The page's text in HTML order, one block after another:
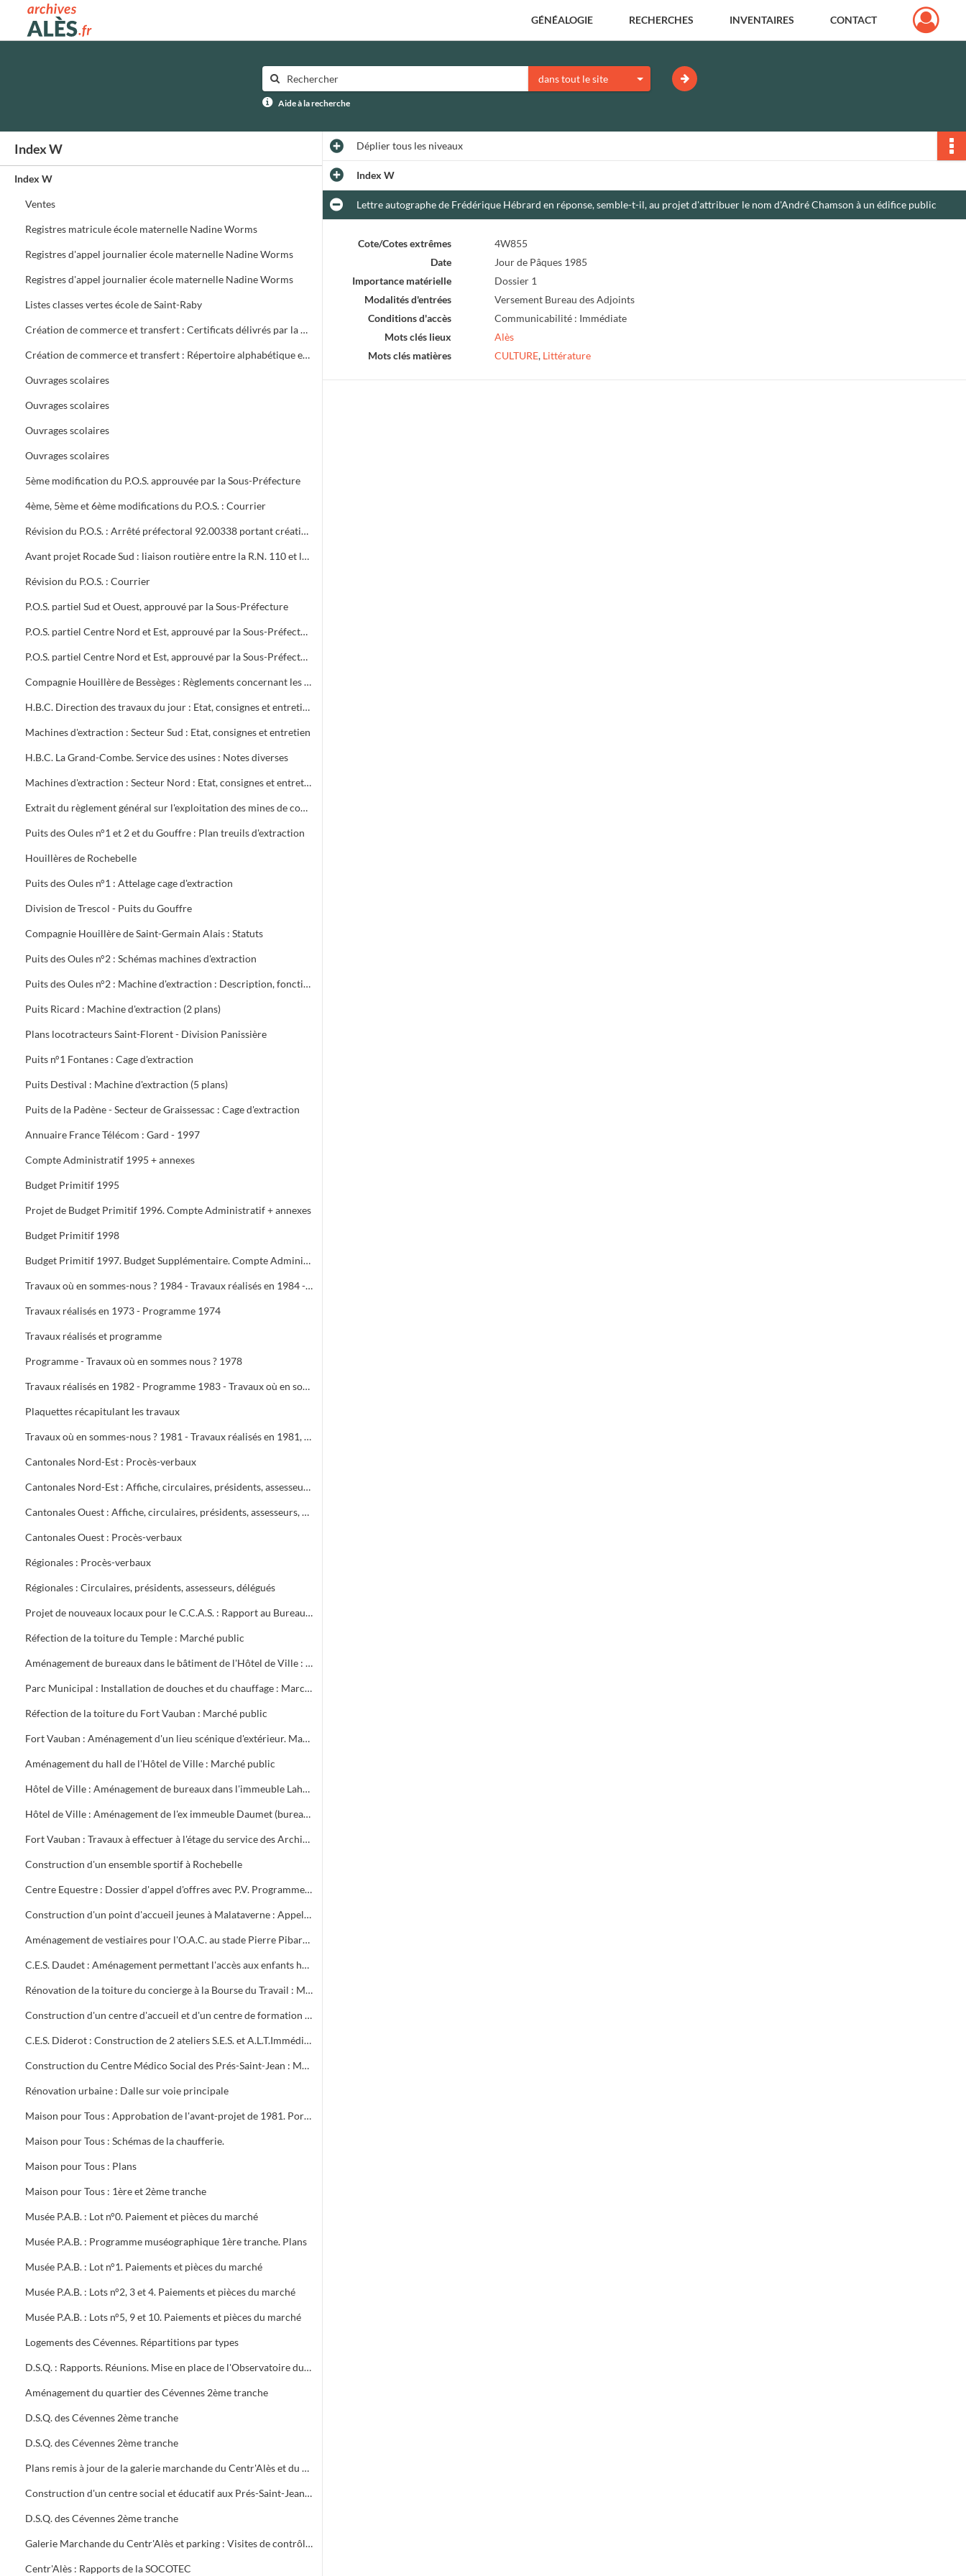
Archives municipales d'Alès GÉNÉALOGIE RECHERCHES INVENTAIRES CONTACT
dans tout le site
Aide à la recherche
Index W
Index W
Ventes
Registres matricule école maternelle Nadine Worms
Registres d'appel journalier école maternelle Nadine Worms
Registres d'appel journalier école maternelle Nadine Worms
Listes classes vertes école de Saint-Raby
Création de commerce et transfert : Certificats délivrés par la mairie
Création de commerce et transfert : Répertoire alphabétique et chronologique
Ouvrages scolaires
Ouvrages scolaires
Ouvrages scolaires
Ouvrages scolaires
5ème modification du P.O.S. approuvée par la Sous-Préfecture
4ème, 5ème et 6ème modifications du P.O.S. : Courrier
Révision du P.O.S. : Arrêté préfectoral 92.00338 portant création d'utilité publique projet à 2x2 voies R.N.106 entre Alès et Boucoiran
Avant projet Rocade Sud : liaison routière entre la R.N. 110 et la R.N. 106
Révision du P.O.S. : Courrier
P.O.S. partiel Sud et Ouest, approuvé par la Sous-Préfecture
P.O.S. partiel Centre Nord et Est, approuvé par la Sous-Préfecture
P.O.S. partiel Centre Nord et Est, approuvé par la Sous-Préfecture
Compagnie Houillère de Bessèges : Règlements concernant les ouvriers
H.B.C. Direction des travaux du jour : Etat, consignes et entretien des machines d'extraction
Machines d'extraction : Secteur Sud : Etat, consignes et entretien
H.B.C. La Grand-Combe. Service des usines : Notes diverses
Machines d'extraction : Secteur Nord : Etat, consignes et entretien
Extrait du règlement général sur l'exploitation des mines de combustibles : décret du 13 août 1911 modifié en mai 1931
Puits des Oules n°1 et 2 et du Gouffre : Plan treuils d'extraction
Houillères de Rochebelle
Puits des Oules n°1 : Attelage cage d'extraction
Division de Trescol - Puits du Gouffre
Compagnie Houillère de Saint-Germain Alais : Statuts
Puits des Oules n°2 : Schémas machines d'extraction
Puits des Oules n°2 : Machine d'extraction : Description, fonctionnement, conduite et entretien : 3 documents
Puits Ricard : Machine d'extraction (2 plans)
Plans locotracteurs Saint-Florent - Division Panissière
Puits n°1 Fontanes : Cage d'extraction
Puits Destival : Machine d'extraction (5 plans)
Puits de la Padène - Secteur de Graissessac : Cage d'extraction
Annuaire France Télécom : Gard - 1997
Compte Administratif 1995 + annexes
Budget Primitif 1995
Projet de Budget Primitif 1996. Compte Administratif + annexes
Budget Primitif 1998
Budget Primitif 1997. Budget Supplémentaire. Compte Administratif + annexes
Travaux où en sommes-nous ? 1984 - Travaux réalisés en 1984 - Programme 1985 - Travaux 1987
Travaux réalisés en 1973 - Programme 1974
Travaux réalisés et programme
Programme - Travaux où en sommes nous ? 1978
Travaux réalisés en 1982 - Programme 1983 - Travaux où en sommes-nous ? 1983 - Travaux réalisés en 1983 - Programme 1984
Plaquettes récapitulant les travaux
Travaux où en sommes-nous ? 1981 - Travaux réalisés en 1981, programme 1982 - Travaux où en sommes-nous ? 1982
Cantonales Nord-Est : Procès-verbaux
Cantonales Nord-Est : Affiche, circulaires, présidents, assesseurs, délégués
Cantonales Ouest : Affiche, circulaires, présidents, assesseurs, délégués
Cantonales Ouest : Procès-verbaux
Régionales : Procès-verbaux
Régionales : Circulaires, présidents, assesseurs, délégués
Projet de nouveaux locaux pour le C.C.A.S. : Rapport au Bureau Municipal
Réfection de la toiture du Temple : Marché public
Aménagement de bureaux dans le bâtiment de l'Hôtel de Ville : Marché public
Parc Municipal : Installation de douches et du chauffage : Marché public
Réfection de la toiture du Fort Vauban : Marché public
Fort Vauban : Aménagement d'un lieu scénique d'extérieur. Marché public
Aménagement du hall de l'Hôtel de Ville : Marché public
Hôtel de Ville : Aménagement de bureaux dans l'immeuble Lahondès (3 tranches) : Marché public
Hôtel de Ville : Aménagement de l'ex immeuble Daumet (bureaux du 2ème étage Informatique, cave escalier) : Marché public
Fort Vauban : Travaux à effectuer à l'étage du service des Archives. Liste du mobilier à acheter. Installation du Fonds Ancien de la Bibliothèque
Construction d'un ensemble sportif à Rochebelle
Centre Equestre : Dossier d'appel d'offres avec P.V. Programme du concours. Réunions de chantier
Construction d'un point d'accueil jeunes à Malataverne : Appel d'offres
Aménagement de vestiaires pour l'O.A.C. au stade Pierre Pibarot : Estimatif
C.E.S. Daudet : Aménagement permettant l'accès aux enfants handicapés. Projet et marché public
Rénovation de la toiture du concierge à la Bourse du Travail : Marché public
Construction d'un centre d'accueil et d'un centre de formation pour l'O.A.C. Programme
C.E.S. Diderot : Construction de 2 ateliers S.E.S. et A.L.T.Immédiate. Marché public
Construction du Centre Médico Social des Prés-Saint-Jean : Marché public
Rénovation urbaine : Dalle sur voie principale
Maison pour Tous : Approbation de l'avant-projet de 1981. Portrait de Louis Aragon " un éternel printemps ". Calque de l'aménagement intérieur
Maison pour Tous : Schémas de la chaufferie.
Maison pour Tous : Plans
Maison pour Tous : 1ère et 2ème tranche
Musée P.A.B. : Lot n°0. Paiement et pièces du marché
Musée P.A.B. : Programme muséographique 1ère tranche. Plans
Musée P.A.B. : Lot n°1. Paiements et pièces du marché
Musée P.A.B. : Lots n°2, 3 et 4. Paiements et pièces du marché
Musée P.A.B. : Lots n°5, 9 et 10. Paiements et pièces du marché
Logements des Cévennes. Répartitions par types
D.S.Q. : Rapports. Réunions. Mise en place de l'Observatoire du logement du plan local de l'habitat
Aménagement du quartier des Cévennes 2ème tranche
D.S.Q. des Cévennes 2ème tranche
D.S.Q. des Cévennes 2ème tranche
Plans remis à jour de la galerie marchande du Centr'Alès et du parking
Construction d'un centre social et éducatif aux Prés-Saint-Jean Maison du Moulinet : Marché public (2ème tranche)
D.S.Q. des Cévennes 2ème tranche
Galerie Marchande du Centr'Alès et parking : Visites de contrôle de la commission de sécurité
Centr'Alès : Rapports de la SOCOTEC
Dépliertous les niveaux
Index W
Lettre autographe de Frédérique Hébrard en réponse, semble-t-il, au projet d'attribuer le nom d'André Chamson à un édifice public
Cote/Cotes extrêmes
4W855
Date
Jour de Pâques 1985
Importance matérielle
Dossier 1
Modalités d'entrées
Versement Bureau des Adjoints
Conditions d'accès
Communicabilité : Immédiate
Mots clés lieux
Alès
Mots clés matières
CULTURE, Littérature